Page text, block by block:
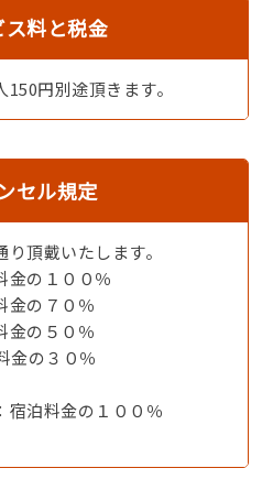
ス料と税金
円別途頂きます。
セル規定
頂戴いたします。
１００％
７０％
の５０％
の３０％
泊料金の１００％